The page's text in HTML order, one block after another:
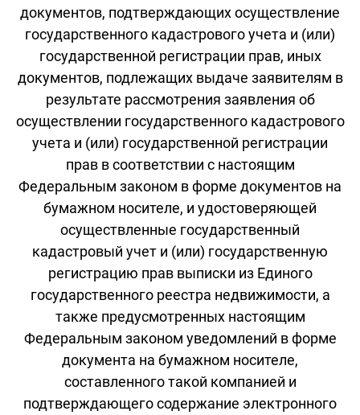
документов, подтверждающих осуществление
государственного кадастрового учета и (или)
государственной регистрации прав, иных
документов, подлежащих выдаче заявителям в
результате рассмотрения заявления об
осуществлении государственного кадастрового
учета и (или) государственной регистрации
прав в соответствии с настоящим
Федеральным законом в форме документов на
бумажном носителе, и удостоверяющей
осуществленные государственный
кадастровый учет и (или) государственную
регистрацию прав выписки из Единого
государственного реестра недвижимости, а
также предусмотренных настоящим
Федеральным законом уведомлений в форме
документа на бумажном носителе,
составленного такой компанией и
подтверждающего содержание электронного